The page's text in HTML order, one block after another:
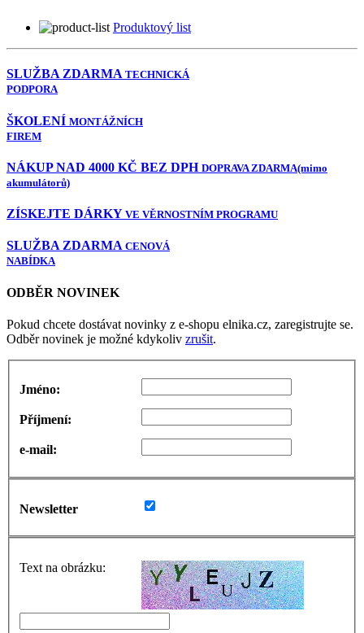
Produktový list
SLUŽBA ZDARMA TECHNICKÁ
PODPORA
ŠKOLENÍ MONTÁŽNÍCH
FIREM
NÁKUP NAD 4000 KČ BEZ DPH DOPRAVA ZDARMA(mimo
akumulátorů)
ZÍSKEJTE DÁRKY VE VĚRNOSTNÍM PROGRAMU
SLUŽBA ZDARMA CENOVÁ
NABÍDKA
ODBĚR NOVINEK
Pokud chcete dostávat novinky z e-shopu elnika.cz, zaregistrujte se.
Odběr novinek je možné kdykoliv zrušit.
Jméno:
Příjmení:
e-mail:
Newsletter
Text na obrázku: